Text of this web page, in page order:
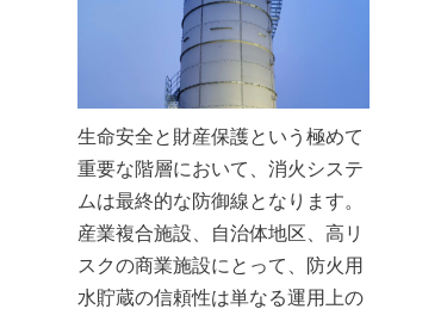
生命安全と財産保護という極めて
重要な階層において、消火システ
ムは最終的な防御線となります。
産業複合施設、自治体地区、高リ
スクの商業施設にとって、防火用
水貯蔵の信頼性は単なる運用上の